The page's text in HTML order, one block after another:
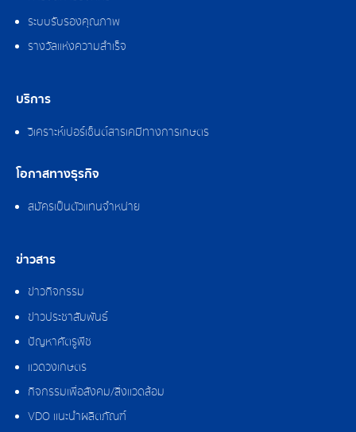
ระบบรับรองคุณภาพ
รางวัลแห่งความสำเร็จ
บริการ
วิเคราะห์เปอร์เซ็นต์สารเคมีทางการเกษตร
โอกาสทางธุรกิจ
สมัครเป็นตัวแทนจำหน่าย
ข่าวสาร
ข่าวกิจกรรม
ข่าวประชาสัมพันธ์
ปัญหาศัตรูพืช
แวดวงเกษตร
กิจกรรมเพื่อสังคม/สิ่งแวดล้อม
VDO แนะนำผลิตภัณฑ์